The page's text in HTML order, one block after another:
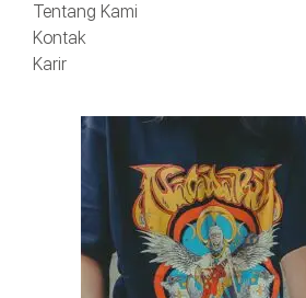
Tentang Kami
Kontak
Karir